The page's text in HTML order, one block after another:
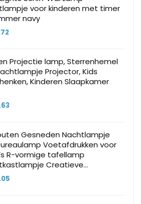
voor kinderen met timer
navy
Projectie lamp, Sterrenhemel
Projector, Kids
Kinderen Slaapkamer
Gesneden Nachtlampje
Voetafdrukken voor
R-vormige tafellamp
Creatieve…